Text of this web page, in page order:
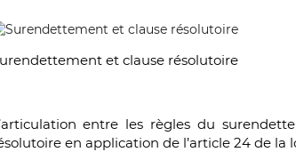
et clause résolutoire
entre les règles du
en application de l’article 24 de